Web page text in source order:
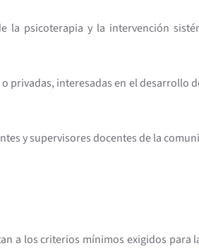
psicoterapia y la intervención
interesadas en el desarrollo
y supervisores docentes de la
a los criterios mínimos exigidos